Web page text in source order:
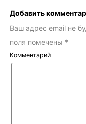
Добавить
Ваш адрес email не
поля помечены *
Комментарий